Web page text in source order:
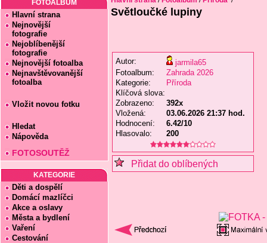
FOTOALBUM
Hlavní strana
Nejnovější
fotografie
Nejoblíbenější
fotografie
Nejnovější fotoalba
Nejnavštěvovanější
fotoalba
Vložit novou fotku
Hledat
Nápověda
FOTOSOUTĚŽ
KATEGORIE
Děti a dospělí
Domácí mazlíčci
Akce a oslavy
Města a bydlení
Vaření
Cestování
Světloučké lupiny
Autor:
jarmila65
Fotoalbum:
Zahrada 2026
Kategorie:
Příroda
Klíčová slova:
Zobrazeno:
392x
Vložená:
03.06.2026 21:37 hod.
Hodnocení:
6.42/10
Hlasovalo:
200
Přidat do oblíbených